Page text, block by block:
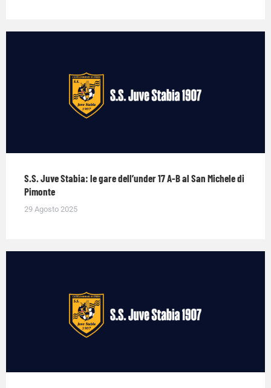
S.S. Juve Stabia: le gare dell’under 17 A-B al San Michele di
Pimonte
29 Agosto 2025